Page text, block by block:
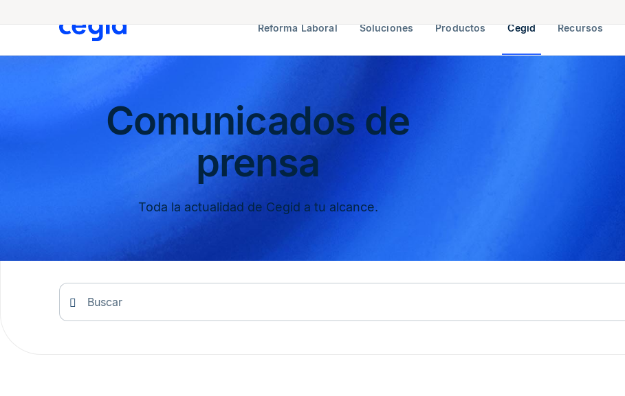
Reforma Laboral Soluciones Productos Cegid Recursos
Comunicados de
prensa
Toda la actualidad de Cegid a tu alcance.